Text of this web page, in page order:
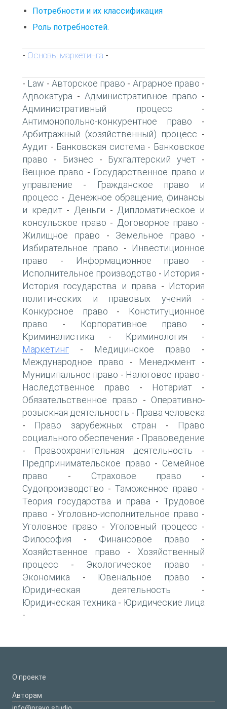
Потребности и их классификация
Роль потребностей.
- Основы маркетинга -
- Law - Авторское право - Аграрное право -
Адвокатура - Административное право -
Административный процесс -
Антимонопольно-конкурентное право -
Арбитражный (хозяйственный) процесс -
Аудит - Банковская система - Банковское
право - Бизнес - Бухгалтерский учет -
Вещное право - Государственное право и
управление -
Гражданское право и
процесс - Денежное обращение, финансы
и кредит- Деньги - Дипломатическое и
консульское право - Договорное право -
Жилищное право - Земельное право -
Избирательное право -
Инвестиционное
право - Информационное право -
Исполнительное производство - История -
История государства и права -
История
политических и правовых учений -
Конкурсное право -
Конституционное
право - Корпоративное право -
Криминалистика - Криминология -
Маркетинг - Медицинское право -
Международное право - Менеджмент -
Муниципальное право - Налоговое право -
Наследственное право - Нотариат -
Обязательственное право - Оперативно-
розыскная деятельность - Права человека
- Право зарубежных стран -
Право
социального обеспечения - Правоведение
- Правоохранительная деятельность -
Предпринимательское право - Семейное
право - Страховое право -
Судопроизводство - Таможенное право -
Теория государства и права -Трудовое
право - Уголовно-исполнительное право -
Уголовное право - Уголовный процесс -
Философия - Финансовое право -
Хозяйственное право - Хозяйственный
процесс - Экологическое право -
Экономика - Ювенальное право -
Юридическая деятельность -
Юридическая техника - Юридические лица
-
О проекте
Авторам